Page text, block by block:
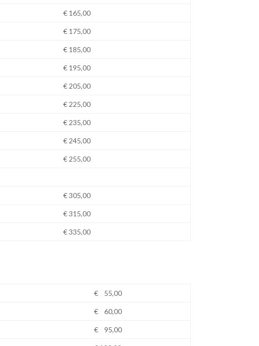
€ 165,00
€ 175,00
€ 185,00
€ 195,00
€ 205,00
€ 225,00
€ 235,00
€ 245,00
€ 255,00
€ 305,00
€ 315,00
€ 335,00
€ 55,00
€ 60,00
€ 95,00